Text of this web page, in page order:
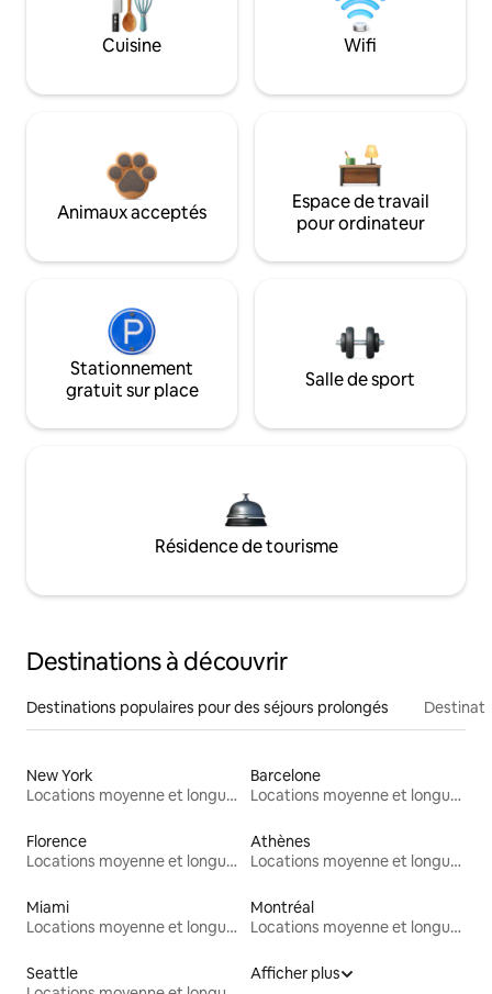
Cuisine Wifi
Animaux acceptés
Espace de travail
pour ordinateur
Stationnement
gratuit sur place
Salle de sport
Résidence de tourisme
Destinations à découvrir
Destinations populaires pour des séjours prolongés
New York
Locations moyenne et longue durée
Barcelone
Locations moyenne et longue durée
Florence
Locations moyenne et longue durée
Athènes
Locations moyenne et longue durée
Miami
Locations moyenne et longue durée
Montréal
Locations moyenne et longue durée
Seattle
Afficher plus